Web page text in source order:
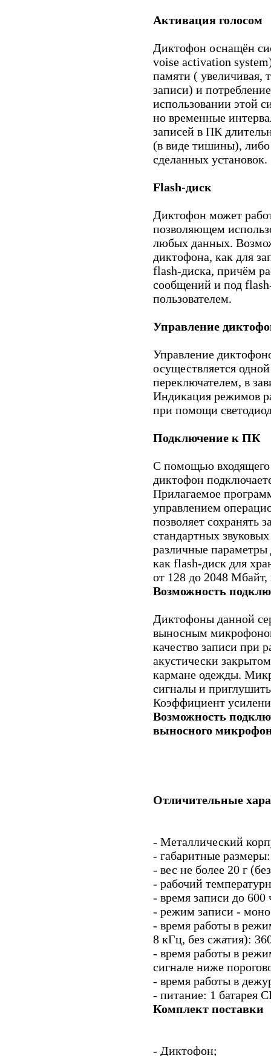
Активация голосом
Диктофон оснащён
voise activation
памяти ( увеличивая,
записи) и
использовании этой
но временные
записей в ПК
(в виде тишины), либо
сделанных установок.
Flash-диск
Диктофон может
позволяющем
любых данных.
диктофона, как для
flash-диска, причём
сообщений и под
пользователем.
Управление
Управление
осуществляется
переключателем, в
Индикация режимов
при помощи
Подключение к ПК
С помощью входящего
диктофон
Прилагаемое
управлением
позволяет сохранять
стандартных
различные параметры
как flash-диск для
от 128 до 2048 Мбайт,
Возможность
Диктофоны данной
выносным
качество записи при
акустически
кармане одежды.
сигналы и
Коэффициент
Возможность
выносного
Отличительные
- Металлический
- габаритные
- вес не более 20 г
- рабочий
- время записи до 600
- режим записи -
- время работы в
8 кГц, без сжатия):
- время работы в
сигнале ниже
- время работы в
- питание: 1 батарея
Комплект поставки
- Диктофон;